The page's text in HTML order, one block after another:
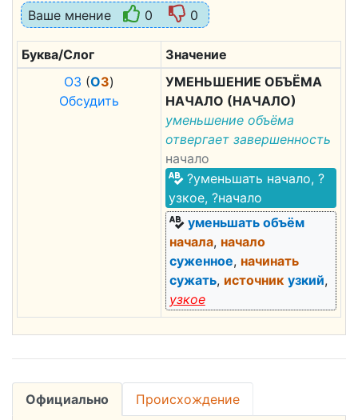
Ваше мнение 0 0
Буква/Слог
Значение
ОЗ (ОЗ)
Обсудить
УМЕНЬШЕНИЕ ОБЪЁМА
НАЧАЛО (НАЧАЛО)
уменьшение объёма
отвергает завершенность
начало
?уменьшать начало, ?
узкое, ?начало
уменьшать объём
начала, начало
суженное, начинать
сужать, источник узкий,
узкое
Официально
Происхождение